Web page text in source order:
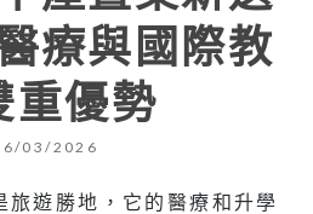
療與國際教
重優勢
03/2026
旅遊勝地，它的醫療和升學